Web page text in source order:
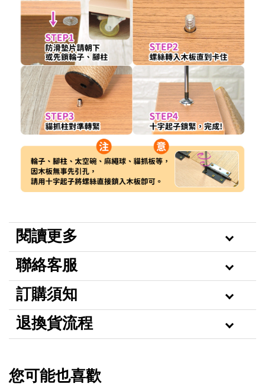
閱讀更多
聯絡客服
訂購須知
退換貨流程
您可能也喜歡